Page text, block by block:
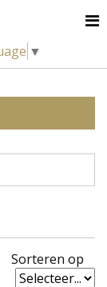
▼
Sorteren op